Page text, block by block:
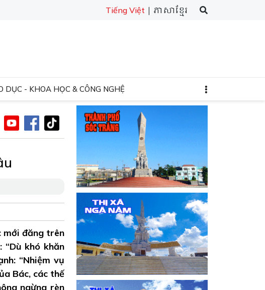
Tiếng Việt | ភាសាខ្មែរ
DỤC - KHOA HỌC & CÔNG NGHỆ
mới đăng trên
“Dù khó khăn
“Nhiệm vụ
Bác, các thế
ngừng rèn